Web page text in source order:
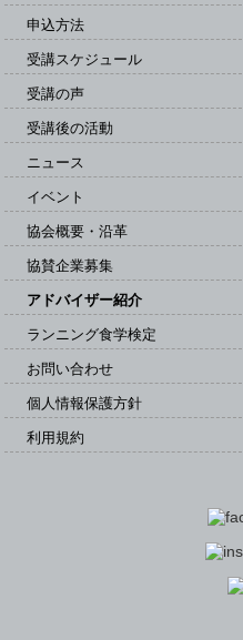
申込方法
受講スケジュール
受講の声
受講後の活動
ニュース
イベント
協会概要・沿革
協賛企業募集
アドバイザー紹介
ランニング食学検定
お問い合わせ
個人情報保護方針
利用規約